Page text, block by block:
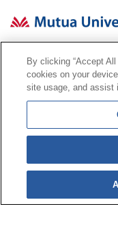
Contacto
Liña Universal 900
Prestacións
© Mutua Universal
By clicking “Accept
cookies on your
site usage, and assist